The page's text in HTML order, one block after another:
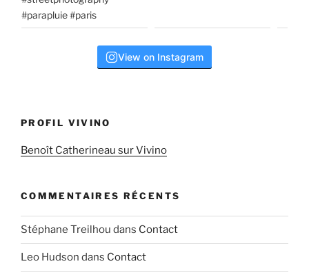
View on Instagram
PROFIL VIVINO
Benoît Catherineau sur Vivino
COMMENTAIRES RÉCENTS
Stéphane Treilhou dans Contact
Leo Hudson dans Contact